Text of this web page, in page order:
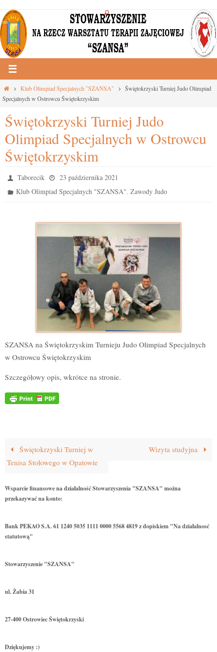
Przejdź
do
treści
Strona
główna
Klub Olimpiad Specjalnych "SZANSA"
Świętokrzyski Turniej Judo Olimpiad
Specjalnych w Ostrowcu Świętokrzyskim
Świętokrzyski Turniej Judo
Olimpiad Specjalnych w Ostrowcu
Świętokrzyskim
Taborecik
23 października 2021
Klub Olimpiad Specjalnych "SZANSA",Zawody Judo
SZANSA na Świętokrzyskim Turnieju Judo Olimpiad Specjalnych
w Ostrowcu Świętokrzyskim
Szczegółowy opis, wkrótce na stronie.
Świętokrzyski Turniej w
Tenisa Stołowego w Opatowie
Wizyta studyjna
Wsparcie finansowe na działalność Stowarzyszenia "SZANSA" można
przekazywać na konto:
Bank PEKAO S.A. 61 1240 5035 1111 0000 5568 4819 z dopiskiem "Na działalnosć
statutową"
Stowarzyszenie "SZANSA"
ul. Żabia 31
27-400 Ostrowiec Świętokrzyski
Dziękujemy :)